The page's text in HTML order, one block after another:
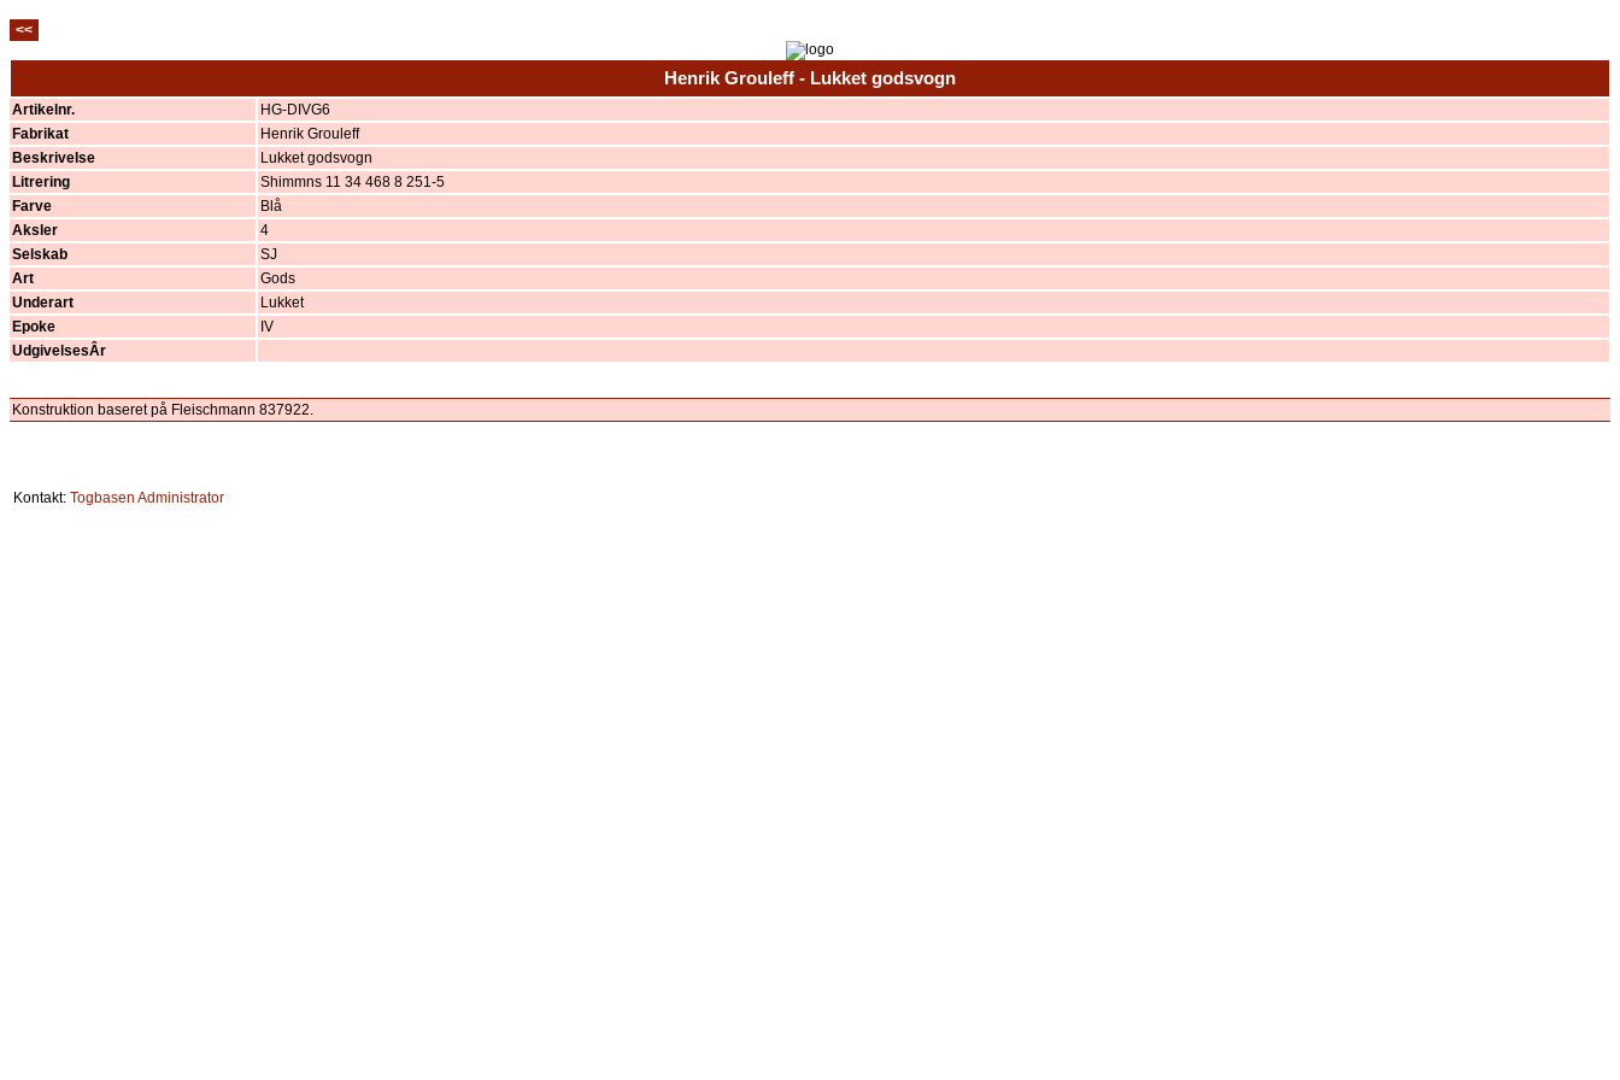
<<
Henrik Grouleff - Lukket godsvogn
Artikelnr.
HG-DIVG6
Fabrikat
Henrik Grouleff
Beskrivelse
Lukket godsvogn
Litrering
Shimmns 11 34 468 8 251-5
Farve
Blå
Aksler
4
Selskab
SJ
Art
Gods
Underart
Lukket
Epoke
IV
UdgivelsesÂr
Konstruktion baseret på Fleischmann 837922.
Kontakt: Togbasen Administrator